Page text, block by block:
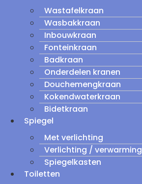
Wastafelkraan
Wasbakkraan
Inbouwkraan
Fonteinkraan
Badkraan
Onderdelen kranen
Douchemengkraan
Kokendwaterkraan
Bidetkraan
Spiegel
Met verlichting
Verlichting / verwarming
Spiegelkasten
Toiletten